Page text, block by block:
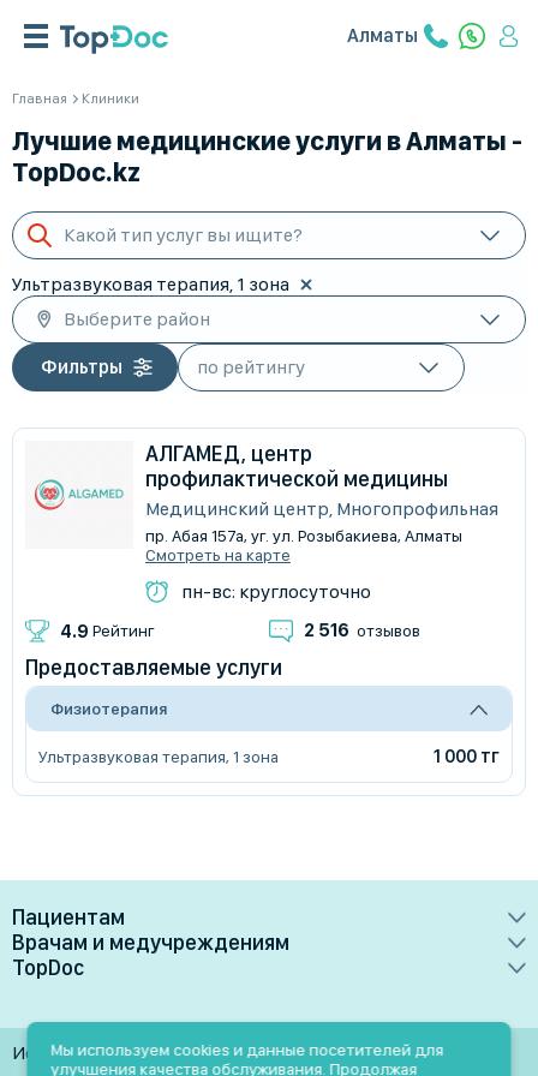
Алматы
Главная Клиники
Лучшие медицинские услуги в Алматы -
TopDoc.kz
Какой тип услуг вы ищите?
Ультразвуковая терапия, 1 зона
Выберите район
Фильтры
АЛГАМЕД, центр
профилактической медицины
Медицинский центр, Многопрофильная
пр. Абая 157а, уг. ул. Розыбакиева, Алматы
Смотреть на карте
пн-вс: круглосуточно
4.9 Рейтинг 2 516 отзывов
Предоставляемые услуги
Физиотерапия
Ультразвуковая терапия, 1 зона 1 000 тг
Пациентам
Врачи
Клиники
Лаборатории
Врачам и медучреждениям
Преимущества
Медучреждениям
TopDoc
Контакты
Использование материалов разрешено только при
Мы используем cookies и данные посетителей для
улучшения качества обслуживания. Продолжая